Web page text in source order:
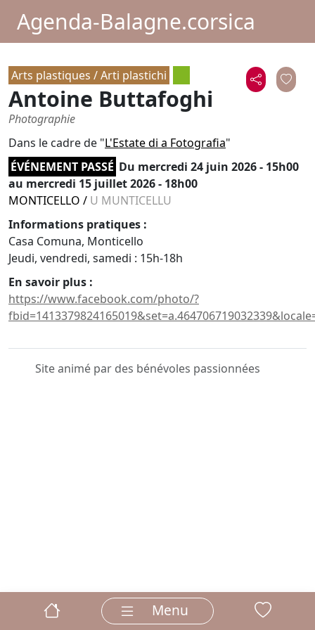
Agenda-Balagne.corsica
Arts plastiques / Arti plastichi
Antoine Buttafoghi
Photographie
Dans le cadre de "L'Estate di a Fotografia"
ÉVÉNEMENT PASSÉ Du mercredi 24 juin 2026 - 15h00
au mercredi 15 juillet 2026 - 18h00
MONTICELLO / U MUNTICELLU
Informations pratiques :
Casa Comuna, Monticello
Jeudi, vendredi, samedi : 15h-18h
En savoir plus :
https://www.facebook.com/photo/?
Site animé par des bénévoles passionnées
Menu